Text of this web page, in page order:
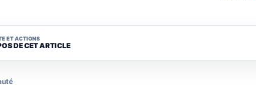
ET ACTIONS
DE CET ARTICLE